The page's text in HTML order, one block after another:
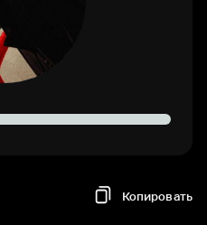
Копировать